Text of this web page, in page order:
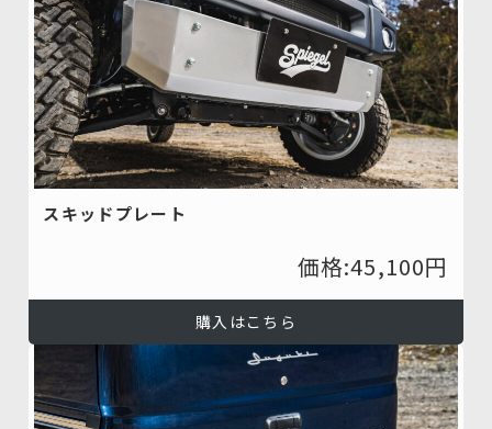
スキッドプレート
価格:45,100円
購入はこちら